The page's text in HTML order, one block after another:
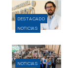
DESTACADO
NOTICIAS
NOTICIAS